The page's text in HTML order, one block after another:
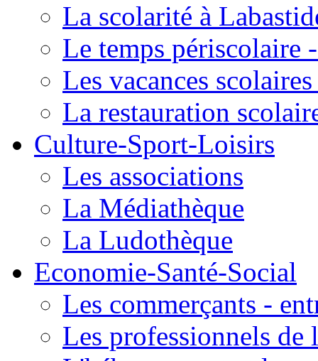
La scolarité à
Le temps périscolaire
Les vacances
La restauration
Culture-Sport-Loisirs
Les associations
La Médiathèque
La Ludothèque
Economie-Santé-Social
Les commerçants -
Les professionnels de